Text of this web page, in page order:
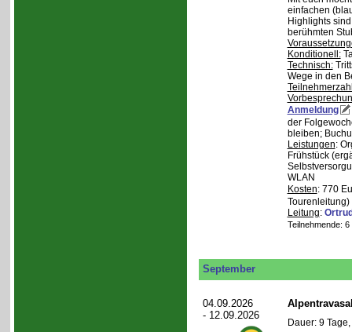
einfachen
Highlights
berühmten
Konditionell:
Technisch:
Wege in den
Anmeldung
der
bleiben;
Leistungen:
Frühstück
WLAN
Kosten: 770
Tourenleitung)
Leitung:
Teilnehmende:
September
04.09.2026
- 12.09.2026
Dauer: 9